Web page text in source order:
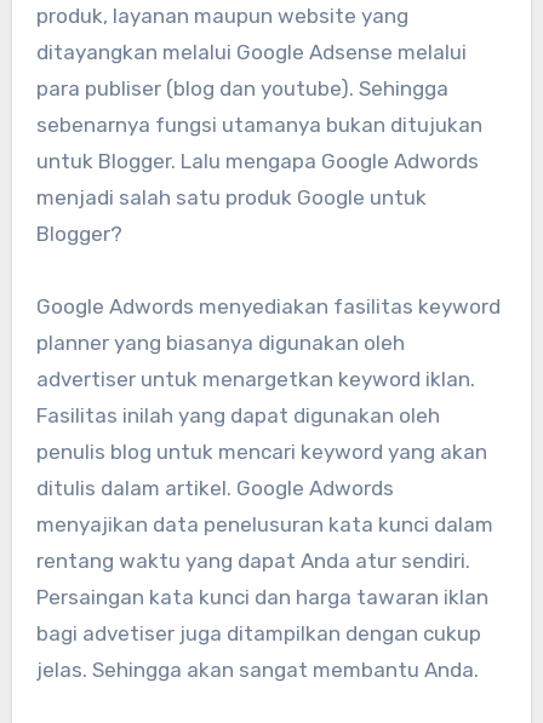
produk, layanan maupun website yang
ditayangkan melalui Google Adsense melalui
para publiser (blog dan youtube). Sehingga
sebenarnya fungsi utamanya bukan ditujukan
untuk Blogger. Lalu mengapa Google Adwords
menjadi salah satu produk Google untuk
Blogger?
Google Adwords menyediakan fasilitas keyword
planner yang biasanya digunakan oleh
advertiser untuk menargetkan keyword iklan.
Fasilitas inilah yang dapat digunakan oleh
penulis blog untuk mencari keyword yang akan
ditulis dalam artikel. Google Adwords
menyajikan data penelusuran kata kunci dalam
rentang waktu yang dapat Anda atur sendiri.
Persaingan kata kunci dan harga tawaran iklan
bagi advetiser juga ditampilkan dengan cukup
jelas. Sehingga akan sangat membantu Anda.